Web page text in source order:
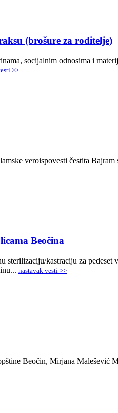
(brošure za roditelje)
socijalnim odnosima i
>>
veroispovesti čestita
Beočina
sterilizaciju/kastraciju za
nastavak vesti >>
Beočin, Mirjana Malešević